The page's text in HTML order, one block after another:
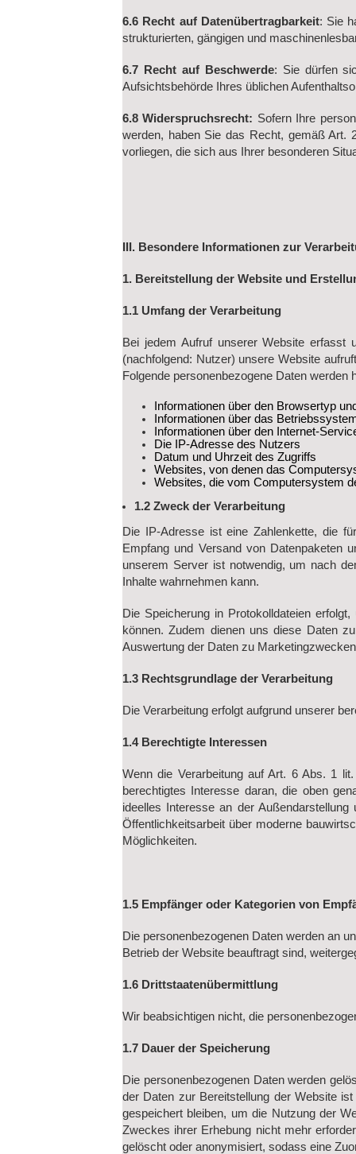
6.6 Recht auf Datenübertragbarkeit: Sie
strukturierten, gängigen und
6.7 Recht auf Beschwerde: Sie dürfen
Aufsichtsbehörde Ihres üblichen
6.8 Widerspruchsrecht: Sofern Ihre
werden, haben Sie das Recht, gemäß Art.
vorliegen, die sich aus Ihrer besonderen
III. Besondere Informationen zur
1. Bereitstellung der Website und
1.1 Umfang der Verarbeitung
Bei jedem Aufruf unserer Website erfasst
(nachfolgend: Nutzer) unsere Website
Folgende personenbezogene Daten werden
Informationen über den Browsertyp
Informationen über das
Informationen über den Internet-
Die IP-Adresse des Nutzers
Datum und Uhrzeit des Zugriffs
Websites, von denen das
Websites, die vom Computersystem
1.2 Zweck der Verarbeitung
Die IP-Adresse ist eine Zahlenkette, die
Empfang und Versand von Datenpaketen
unserem Server ist notwendig, um nach
Inhalte wahrnehmen kann.
Die Speicherung in Protokolldateien
können. Zudem dienen uns diese Daten
Auswertung der Daten zu
1.3 Rechtsgrundlage der Verarbeitung
Die Verarbeitung erfolgt aufgrund unserer
1.4 Berechtigte Interessen
Wenn die Verarbeitung auf Art. 6 Abs. 1
berechtigtes Interesse daran, die oben
ideelles Interesse an der
Öffentlichkeitsarbeit über moderne
Möglichkeiten.
1.5 Empfänger oder Kategorien von
Die personenbezogenen Daten werden an
Betrieb der Website beauftragt sind,
1.6 Drittstaatenübermittlung
Wir beabsichtigen nicht, die
1.7 Dauer der Speicherung
Die personenbezogenen Daten werden
der Daten zur Bereitstellung der Website
gespeichert bleiben, um die Nutzung der
Zweckes ihrer Erhebung nicht mehr
gelöscht oder anonymisiert, sodass eine